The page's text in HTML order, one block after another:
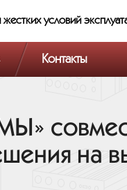
жестких условий
Контакты
на